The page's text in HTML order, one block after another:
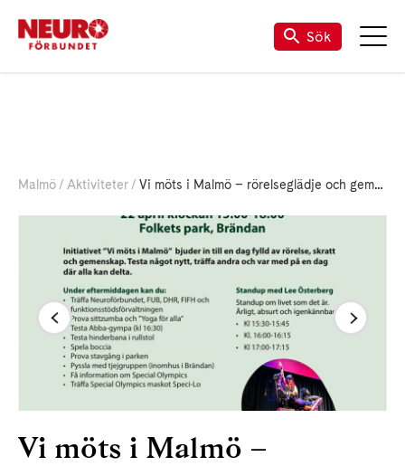
Kalender för Neuro (riks)
TALANDE WEBB
Sök
Malmö Aktiviteter Vi möts i Malmö – rörelseglädje och gemenskap i Folkets Park
Vi möts i Malmö –